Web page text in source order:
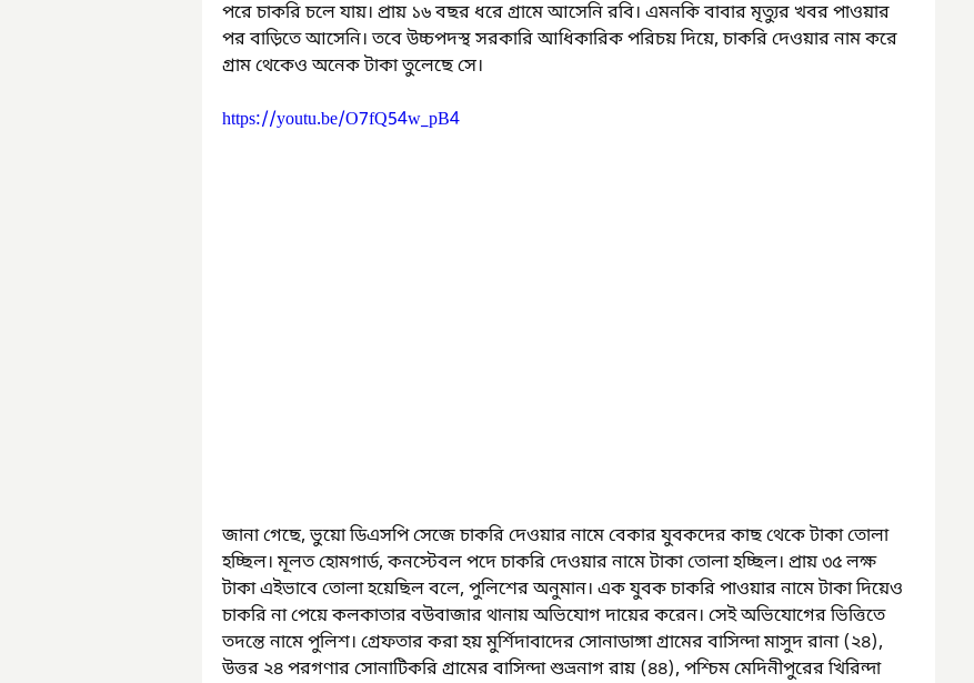
পরে চাকরি চলে যায়। প্রায় ১৬ বছর ধরে গ্রামে আসেনি রবি। এমনকি বাবার মৃত্যুর খবর পাওয়ার
পর বাড়িতে আসেনি। তবে উচ্চপদস্থ সরকারি আধিকারিক পরিচয় দিয়ে, চাকরি দেওয়ার নাম করে
গ্রাম থেকেও অনেক টাকা তুলেছে সে।
https://youtu.be/O7fQ54w_pB4
জানা গেছে, ভুয়ো ডিএসপি সেজে চাকরি দেওয়ার নামে বেকার যুবকদের কাছ থেকে টাকা তোলা
হচ্ছিল। মূলত হোমগার্ড, কনস্টেবল পদে চাকরি দেওয়ার নামে টাকা তোলা হচ্ছিল। প্রায় ৩৫ লক্ষ
টাকা এইভাবে তোলা হয়েছিল বলে, পুলিশের অনুমান। এক যুবক চাকরি পাওয়ার নামে টাকা দিয়েও
চাকরি না পেয়ে কলকাতার বউবাজার থানায় অভিযোগ দায়ের করেন। সেই অভিযোগের ভিত্তিতে
তদন্তে নামে পুলিশ। গ্রেফতার করা হয় মুর্শিদাবাদের সোনাডাঙ্গা গ্রামের বাসিন্দা মাসুদ রানা (২৪),
উত্তর ২৪ পরগণার সোনাটিকরি গ্রামের বাসিন্দা শুভ্রনাগ রায় (৪৪), পশ্চিম মেদিনীপুরের খিরিন্দা